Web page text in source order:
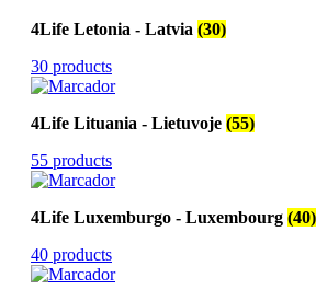
4Life Letonia - Latvia (30)
30 products
4Life Lituania - Lietuvoje (55)
55 products
4Life Luxemburgo - Luxembourg (40)
40 products